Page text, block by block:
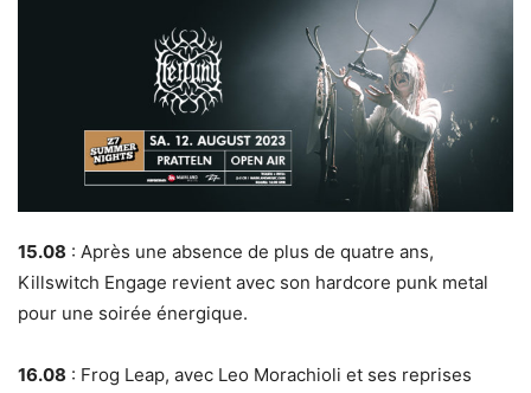
15.08 : Après une absence de plus de quatre ans,
Killswitch Engage revient avec son hardcore punk metal
pour une soirée énergique.
16.08 : Frog Leap, avec Leo Morachioli et ses reprises